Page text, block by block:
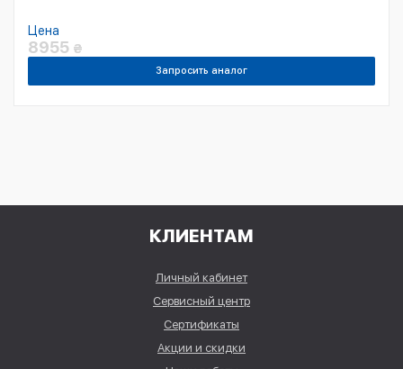
Цена
8955 ₴
Запросить аналог
КЛИЕНТАМ
Личный кабинет
Сервисный центр
Сертификаты
Акции и скидки